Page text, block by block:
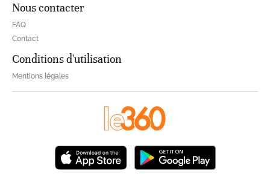
Nous contacter
FAQ
Contact
Conditions d'utilisation
Mentions légales